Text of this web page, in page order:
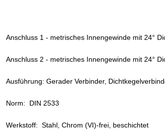
Anschluss 1 - metrisches Innengewinde mit 24°
Anschluss 2 - metrisches Innengewinde mit 24°
Ausführung: Gerader Verbinder,
Norm: DIN 2533
Werkstoff: Stahl, Chrom (VI)-frei, beschichtet